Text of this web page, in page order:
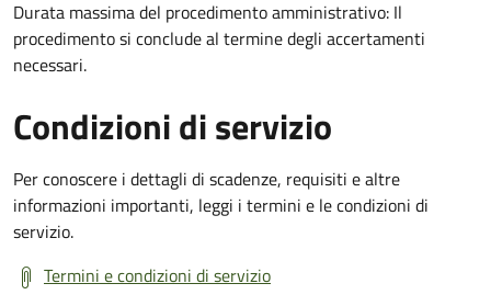
Durata massima del procedimento amministrativo: Il
procedimento si conclude al termine degli accertamenti
necessari.
Condizioni di servizio
Per conoscere i dettagli di scadenze, requisiti e altre
informazioni importanti, leggi i termini e le condizioni di
servizio.
Termini e condizioni di servizio